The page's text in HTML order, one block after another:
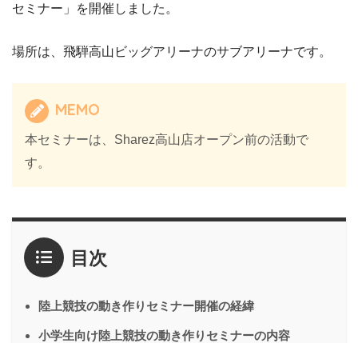
セミナー」を開催しました。
場所は、飛騨高山ビッグアリーナのサブアリーナです。
MEMO
本セミナーは、Sharez高山店オープン前の活動で
す。
目次
陸上競技の動き作りセミナー開催の経緯
小学生向け陸上競技の動き作りセミナーの内容